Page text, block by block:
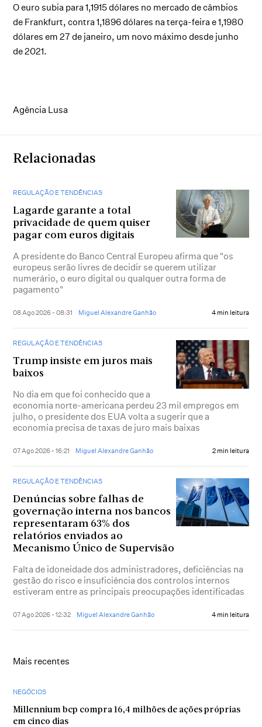
O euro subia para 1,1915 dólares no mercado de câmbios
de Frankfurt, contra 1,1896 dólares na terça-feira e 1,1980
dólares em 27 de janeiro, um novo máximo desde junho
de 2021.
Agência Lusa
Relacionadas
REGULAÇÃO E TENDÊNCIAS
Lagarde garante a total
privacidade de quem quiser
pagar com euros digitais
A presidente do Banco Central Europeu afirma que "os
europeus serão livres de decidir se querem utilizar
numerário, o euro digital ou qualquer outra forma de
pagamento"
08 Ago 2026 - 08:31 Miguel Alexandre Ganhão 4 min leitura
REGULAÇÃO E TENDÊNCIAS
Trump insiste em juros mais
baixos
No dia em que foi conhecido que a
economia norte-americana perdeu 23 mil empregos em
julho, o presidente dos EUA volta a sugerir que a
economia precisa de taxas de juro mais baixas
07 Ago 2026 - 16:21 Miguel Alexandre Ganhão 2 min leitura
REGULAÇÃO E TENDÊNCIAS
Denúncias sobre falhas de
governação interna nos bancos
representaram 63% dos
relatórios enviados ao
Mecanismo Único de Supervisão
Falta de idoneidade dos administradores, deficiências na
gestão do risco e insuficiência dos controlos internos
estiveram entre as principais preocupações identificadas
07 Ago 2026 - 12:32 Miguel Alexandre Ganhão 4 min leitura
Mais recentes
NEGÓCIOS
Millennium bcp compra 16,4 milhões de ações próprias
em cinco dias